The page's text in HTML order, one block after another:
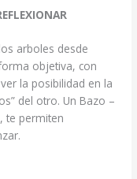
arboles desde
objetiva, con
la posibilidad en la
del otro. Un Bazo –
te permiten